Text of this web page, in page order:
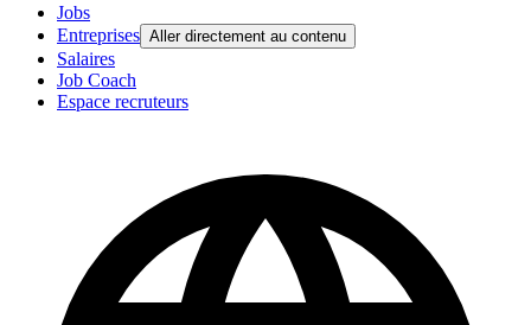
Jobs
Entreprises Aller directement au contenu
Salaires
Job Coach
Espace recruteurs